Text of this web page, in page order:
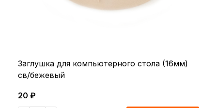
Заглушка для компьютерного стола (16мм)
св/бежевый
20 ₽